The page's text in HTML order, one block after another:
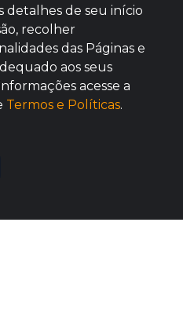
detalhes de seu início
recolher
das Páginas e
aos seus
acesse a
Termos e Políticas.